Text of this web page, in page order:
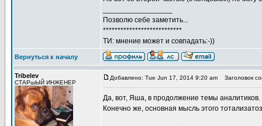
Позволю себе заметить...
***************************
ТИ: мнение может и совпадать:-))
Вернуться к началу
Tribelev
СТАРшЫЙ ИНЖЕНЕР
Добавлено: Tue Jun 17, 2014 9:20 am Заголовок
Да, вот, Яша, в продолжение темы аналитиков.
Конечно же, основная мысль этого